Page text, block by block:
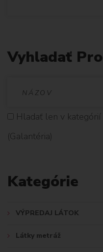
Vyhladať
D
Hladať len v kategórií
(Galantéria)
Kategórie
VÝPREDAJ LÁTOK
Látky metráž